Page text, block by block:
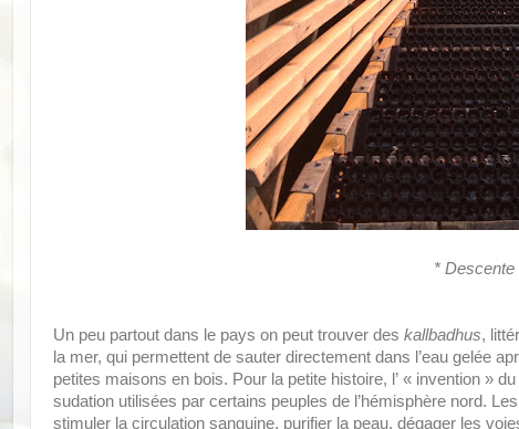
* Descente
Un peu partout dans le pays on peut trouver des kallbadhus,
la mer, qui permettent de sauter directement dans l’eau gelée
petites maisons en bois. Pour la petite histoire, l’ « invention »
sudation utilisées par certains peuples de l’hémisphère nord.
stimuler la circulation sanguine, purifier la peau, dégager les